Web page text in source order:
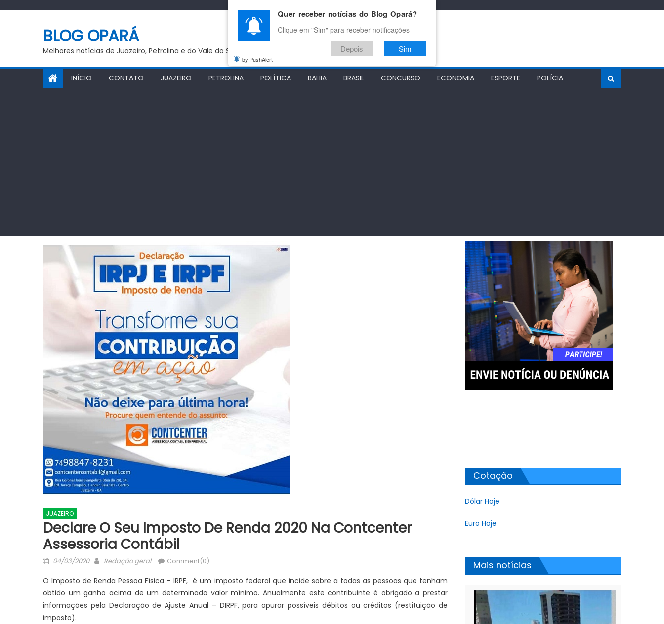
BLOG OPARÁ
Melhores notícias de Juazeiro, Petrolina e do Vale do São Francisco
INÍCIO CONTATO JUAZEIRO PETROLINA POLÍTICA BAHIA BRASIL CONCURSO ECONOMIA ESPORTE POLÍCIA
JUAZEIRO
Declare O Seu Imposto De Renda 2020 Na Contcenter
Assessoria Contábil
Posted
04/03/2020 Author
Redação geral Comment(0)
O Imposto de Renda Pessoa Física – IRPF, é um imposto federal que incide sobre a todas as pessoas que tenham
obtido um ganho acima de um determinado valor mínimo. Anualmente este contribuinte é obrigado a prestar
informações pela Declaração de Ajuste Anual – DIRPF, para apurar possíveis débitos ou créditos (restituição de
imposto).
Cotação
Dólar Hoje
Euro Hoje
Mais notícias
Quer receber notícias do Blog Opará?
Clique em "Sim" para receber notificações
Depois Sim
by PushAlert